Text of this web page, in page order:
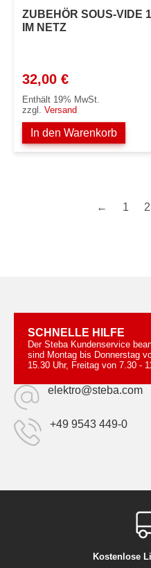
ZUBEHÖR SOUS-VIDE
IM NETZ
32,00 €
Enthält 19% MwSt.
zzgl. Versand
In den Warenkorb
← 1 2
SCHNELLE HILFE
Der Steba Kundenservice
sind Montag bis Donnerstag
15.30 Uhr, Freitag von 7.30 -
elektro@steba.com
+49 9543 449-0
Kostenlose